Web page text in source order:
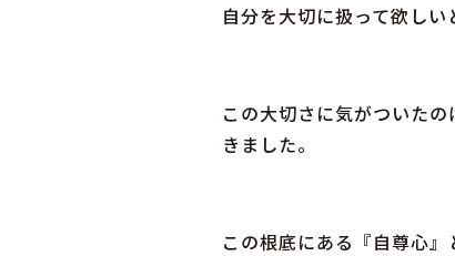
自分を大切に扱って欲しい
この大切さに気がついた
きました。
この根底にある『自尊心』